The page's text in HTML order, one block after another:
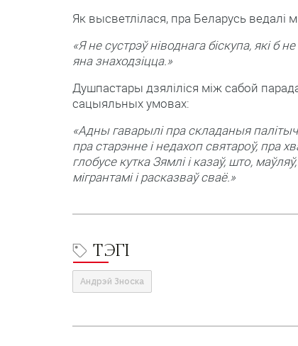
Як высветлілася, пра Беларусь ведалі
«Я не сустрэў ніводнага біскупа, які б
яна знаходзіцца.»
Душпастары дзяліліся між сабой
сацыяльных умовах:
«Адны гаварылі пра складаныя
пра старэнне і недахоп святароў, пра
глобусе кутка Зямлі і казаў, што,
мігрантамі і расказваў сваё.»
ТЭГІ
Андрэй Зноска